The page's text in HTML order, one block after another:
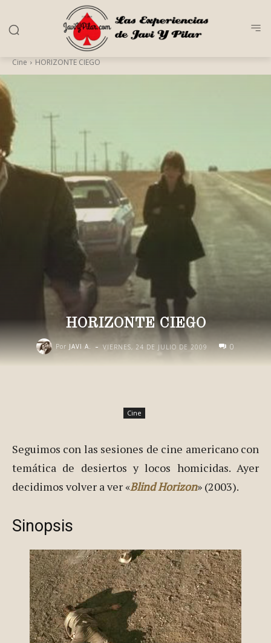
Cine HORIZONTE CIEGO
HORIZONTE CIEGO
Por JAVI A. - VIERNES, 24 DE JULIO DE 2009 0
Cine
Seguimos con las sesiones de cine americano con
temática de desiertos y locos homicidas. Ayer
decidimos volver a ver «Blind Horizon» (2003).
Sinopsis